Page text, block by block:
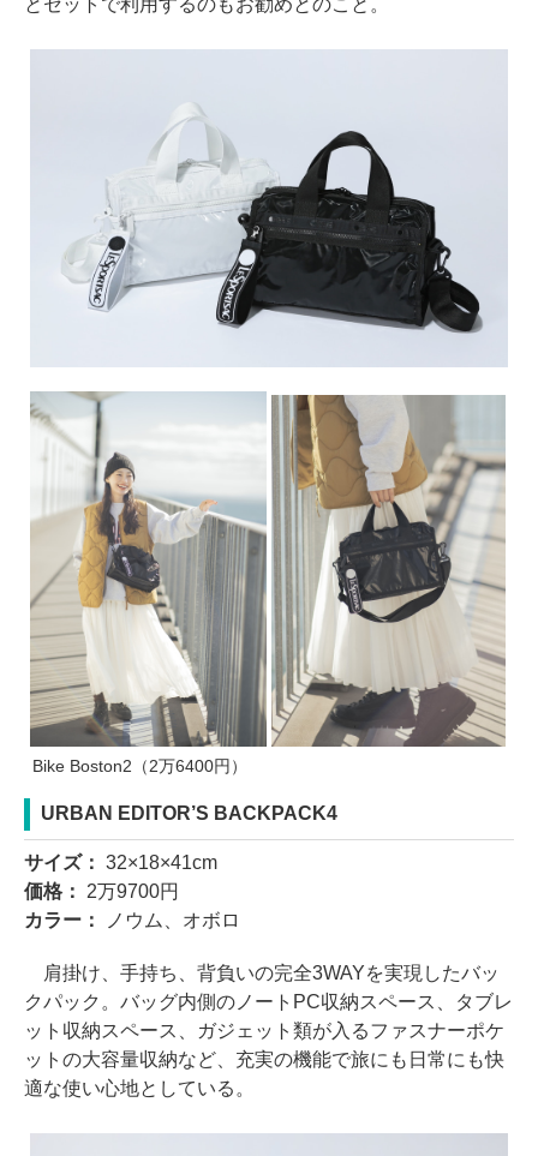
とセットで利用するのもお勧めとのこと。
Bike Boston2（2万6400円）
URBAN EDITOR’S BACKPACK4
サイズ： 32×18×41cm
価格： 2万9700円
カラー：
ノウム、オボロ
肩掛け、手持ち、背負いの完全3WAYを実現したバッ
クパック。バッグ内側のノートPC収納スペース、タブレ
ット収納スペース、ガジェット類が入るファスナーポケ
ットの大容量収納など、充実の機能で旅にも日常にも快
適な使い心地としている。